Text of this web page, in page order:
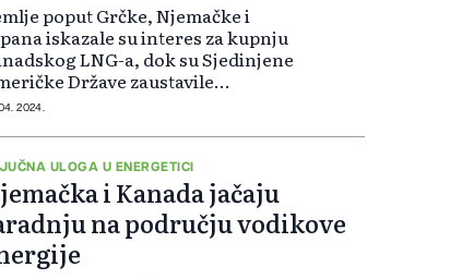
poput Grčke, Njemačke i
iskazale su interes za kupnju
LNG-a, dok su Sjedinjene
Države zaustavile
američkog izvoza LNG-a.
novca za finansiranje
s...
2024.
ULOGA U ENERGETICI
i Kanada jačaju
na području vodikove